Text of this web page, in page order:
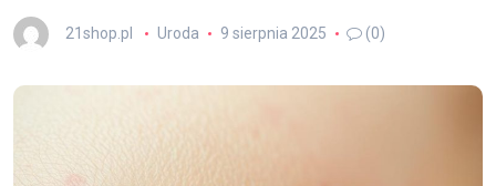
21shop.pl Uroda 9 sierpnia 2025 (0)